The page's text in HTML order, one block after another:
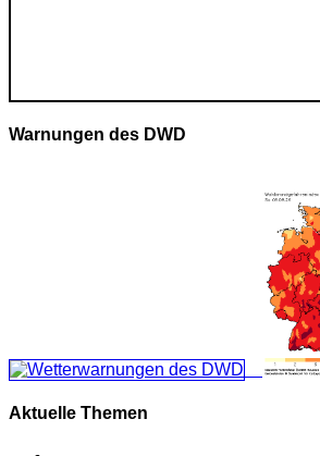
Warnungen des DWD
Aktuelle Themen